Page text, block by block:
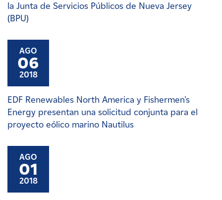
la Junta de Servicios Públicos de Nueva Jersey
(BPU)
AGO
06
2018
EDF Renewables North America y Fishermen's
Energy presentan una solicitud conjunta para el
proyecto eólico marino Nautilus
AGO
01
2018